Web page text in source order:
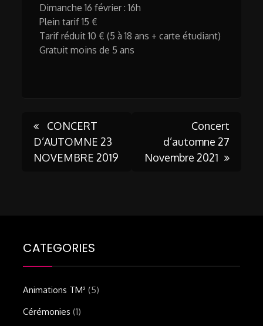
Dimanche 16 février : 16h
Plein tarif 15 €
Tarif réduit 10 € (5 à 18 ans + carte étudiant)
Gratuit moins de 5 ans
Post
CONCERT
D’AUTOMNE 23
NOVEMBRE 2019
Concert
d’automne 27
Novembre 2021
CATEGORIES
Animations TM² (5)
Cérémonies (1)